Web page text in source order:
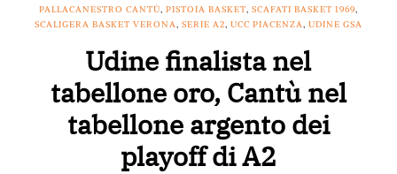
PALLACANESTRO CANTÙ, PISTOIA BASKET, SCAFATI BASKET 1969,
SCALIGERA BASKET VERONA, SERIE A2, UCC PIACENZA, UDINE GSA
Udine finalista nel
tabellone oro, Cantù nel
tabellone argento dei
playoff di A2